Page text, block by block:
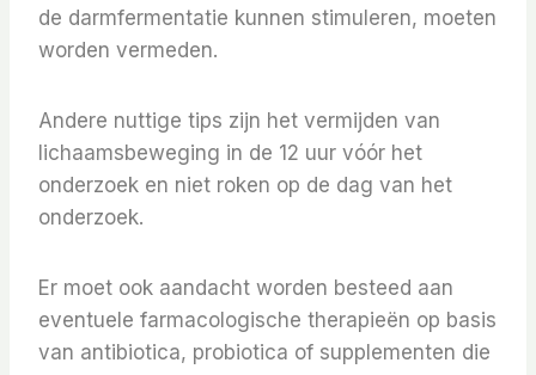
de darmfermentatie kunnen stimuleren, moeten
worden vermeden.
Andere nuttige tips zijn het vermijden van
lichaamsbeweging in de 12 uur vóór het
onderzoek en niet roken op de dag van het
onderzoek.
Er moet ook aandacht worden besteed aan
eventuele farmacologische therapieën op basis
van antibiotica, probiotica of supplementen die